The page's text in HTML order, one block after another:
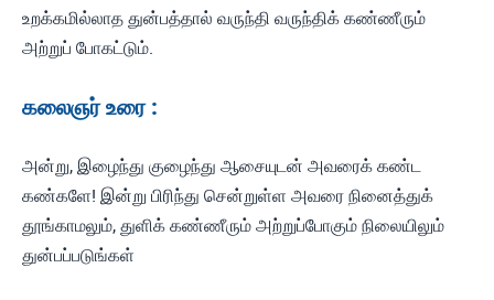
உறக்கமில்லாத துன்பத்தால் வருந்தி வருந்திக் கண்ணீரும்
அற்றுப் போகட்டும்.
கலைஞர் உரை :
அன்று, இழைந்து குழைந்து ஆசையுடன் அவரைக் கண்ட
கண்களே! இன்று பிரிந்து சென்றுள்ள அவரை நினைத்துக்
தூங்காமலும், துளிக் கண்ணீரும் அற்றுப்போகும் நிலையிலும்
துன்பப்படுங்கள்